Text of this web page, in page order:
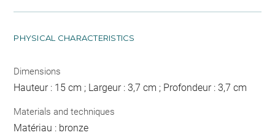
PHYSICAL CHARACTERISTICS
Dimensions
Hauteur : 15 cm ; Largeur : 3,7 cm ; Profondeur : 3,7 cm
Materials and techniques
Matériau : bronze